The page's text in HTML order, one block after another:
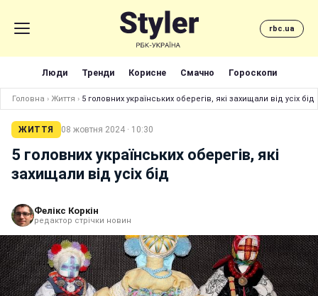
rbc.ua
Люди Тренди Корисне Смачно Гороскопи
Головна › Життя › 5 головних українських оберегів, які захищали від усіх бід
ЖИТТЯ 08 жовтня 2024 · 10:30
5 головних українських оберегів, які
захищали від усіх бід
Фелікс Коркін
редактор стрічки новин